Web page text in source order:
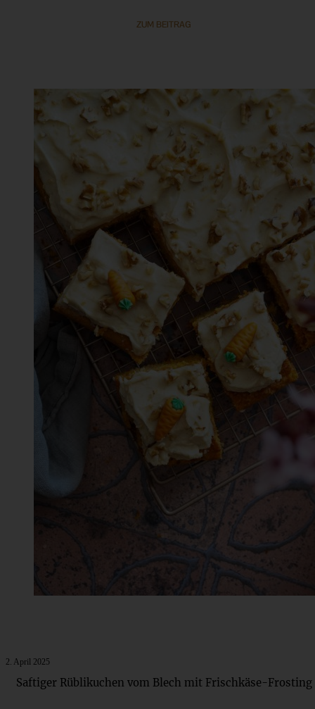
ZUM BEITRAG
2. April 2025
Saftiger Rüblikuchen vom Blech mit Frischkäse-Frosting